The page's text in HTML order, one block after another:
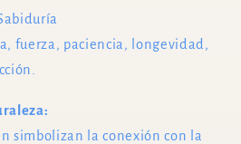
fuerza, paciencia, longevidad,
simbolizan la conexión con la